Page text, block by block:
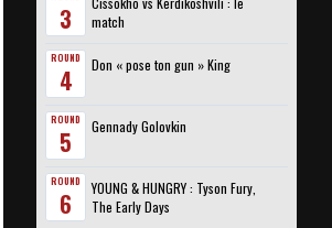
3
match
ROUND
4 Don « pose ton gun » King
ROUND
5 Gennady Golovkin
ROUND
6
YOUNG & HUNGRY : Tyson Fury,
The Early Days